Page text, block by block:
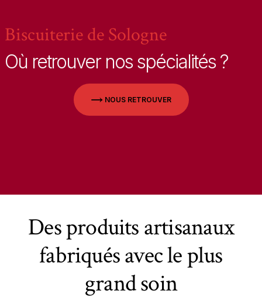
Biscuiterie de Sologne
Où retrouver nos spécialités ?
NOUS RETROUVER
Des produits artisanaux
fabriqués avec le plus
grand soin